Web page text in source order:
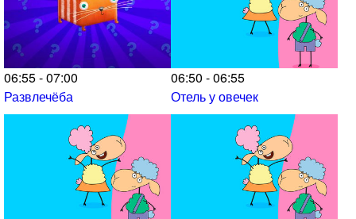
06:55 - 07:00
Развлечёба
06:50 - 06:55
Отель у овечек